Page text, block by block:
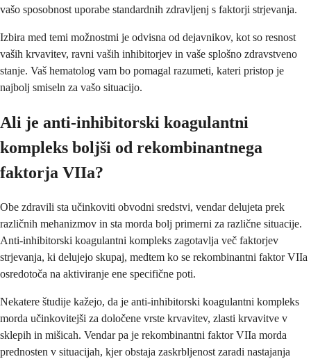
vašo sposobnost uporabe standardnih zdravljenj s faktorji strjevanja.
Izbira med temi možnostmi je odvisna od dejavnikov, kot so resnost
vaših krvavitev, ravni vaših inhibitorjev in vaše splošno zdravstveno
stanje. Vaš hematolog vam bo pomagal razumeti, kateri pristop je
najbolj smiseln za vašo situacijo.
Ali je anti-inhibitorski koagulantni
kompleks boljši od rekombinantnega
faktorja VIIa?
Obe zdravili sta učinkoviti obvodni sredstvi, vendar delujeta prek
različnih mehanizmov in sta morda bolj primerni za različne situacije.
Anti-inhibitorski koagulantni kompleks zagotavlja več faktorjev
strjevanja, ki delujejo skupaj, medtem ko se rekombinantni faktor VIIa
osredotoča na aktiviranje ene specifične poti.
Nekatere študije kažejo, da je anti-inhibitorski koagulantni kompleks
morda učinkovitejši za določene vrste krvavitev, zlasti krvavitve v
sklepih in mišicah. Vendar pa je rekombinantni faktor VIIa morda
prednosten v situacijah, kjer obstaja zaskrbljenost zaradi nastajanja